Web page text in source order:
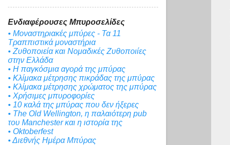
Ενδιαφέρουσες Μπυροσελίδες
• Μοναστηριακές μπύρες - Τα 11
Τραππιστικά μοναστήρια
• Ζυθοποιεία και Νομαδικές Ζυθοποιίες
στην Ελλάδα
• Η παγκόσμια αγορά της μπύρας
• Κλίμακα μέτρησης πικράδας της μπύρας
• Κλίμακα μέτρησης χρώματος της μπύρας
• Χρήσιμες μπυροφορίες
• 10 καλά της μπύρας που δεν ήξερες
• The Old Wellington, η παλαιότερη pub
του Manchester και η ιστορία της
• Oktoberfest
• Διεθνής Ημέρα Μπύρας